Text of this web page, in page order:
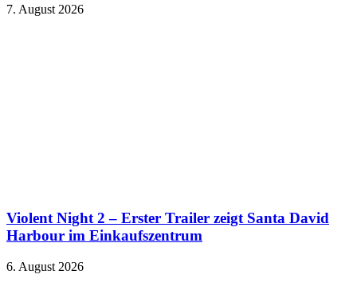
7. August 2026
Violent Night 2 – Erster Trailer zeigt Santa David
Harbour im Einkaufszentrum
6. August 2026